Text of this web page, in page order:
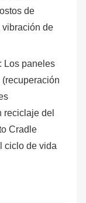
de
vibración de
‌: Los paneles
reciclaje del
Cradle
ciclo de vida